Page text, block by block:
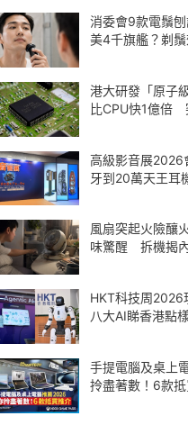
消委會9款電鬚
美4千旗艦？剃
港大研發「原子
比CPU快1億倍
高級影音展2026
牙到20萬天王耳
風扇突起火險釀
味驚醒 拆機揭
HKT科技周2026
八大AI睇香港點
手提電腦及桌上
拎盡著數！6款